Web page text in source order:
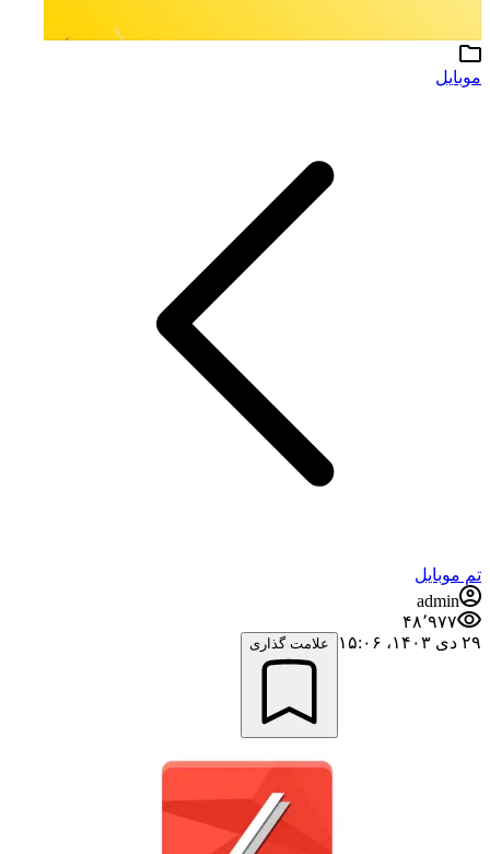
موبایل
تم موبایل
admin
۴۸٬۹۷۷
۲۹ دی ۱۴۰۳،‏ ۱۵:۰۶
علامت گذاری